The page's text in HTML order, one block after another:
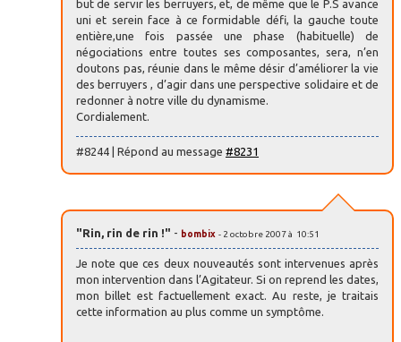
but de servir les berruyers, et, de même que le P.S avance
uni et serein face à ce formidable défi, la gauche toute
entière,une fois passée une phase (habituelle) de
négociations entre toutes ses composantes, sera, n’en
doutons pas, réunie dans le même désir d’améliorer la vie
des berruyers , d’agir dans une perspective solidaire et de
redonner à notre ville du dynamisme.
Cordialement.
#8244 | Répond au message #8231
"Rin, rin de rin !" - bombix - 2 octobre 2007 à 10:51
Je note que ces deux nouveautés sont intervenues après
mon intervention dans l’Agitateur. Si on reprend les dates,
mon billet est factuellement exact. Au reste, je traitais
cette information au plus comme un symptôme.